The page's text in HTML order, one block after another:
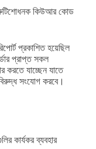
কিউআর কোড
প্রকাশিত হয়েছিল
প্রাপ্ত সকল
করতে যাচ্ছেন যাতে
সংযোগ করবে।
কার্যকর ব্যবহার